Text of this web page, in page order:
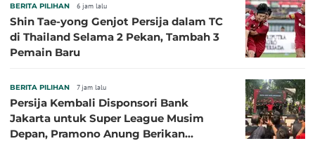
BERITA PILIHAN 6 jam lalu
Shin Tae-yong Genjot Persija dalam TC
di Thailand Selama 2 Pekan, Tambah 3
Pemain Baru
BERITA PILIHAN 7 jam lalu
Persija Kembali Disponsori Bank
Jakarta untuk Super League Musim
Depan, Pramono Anung Berikan